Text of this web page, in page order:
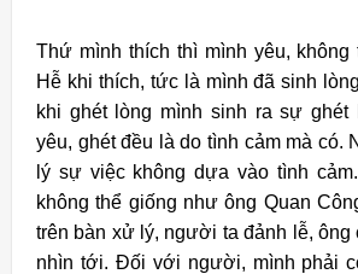
Thứ mình thích thì mình yêu, không
Hễ khi thích, tức là mình đã sinh
khi ghét lòng mình sinh ra sự ghét
yêu, ghét đều là do tình cảm mà có.
lý sự việc không dựa vào tình
không thể giống như ông Quan
trên bàn xử lý, người ta đảnh lễ, ông
nhìn tới. Ðối với người, mình phải